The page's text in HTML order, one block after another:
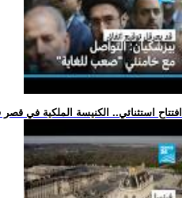
.. افتتاح استثنائي.. الكنيسة الملكية في